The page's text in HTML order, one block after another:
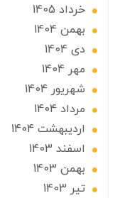
خرداد 1405
بهمن 1404
دی 1404
مهر 1404
شهریور 1404
مرداد 1404
ارديبهشت 1404
اسفند 1403
بهمن 1403
تير 1403